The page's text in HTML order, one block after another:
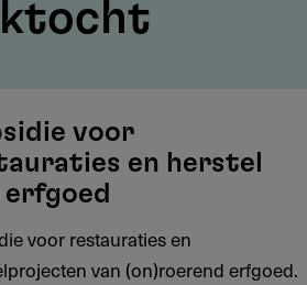
aanmerking
Reconstructies van erfgoed
gesubsidieerd
Groene erfgoedelementen
voor
en herstel
erfgoed
voor restauraties en
van (on)roerend erfgoed.